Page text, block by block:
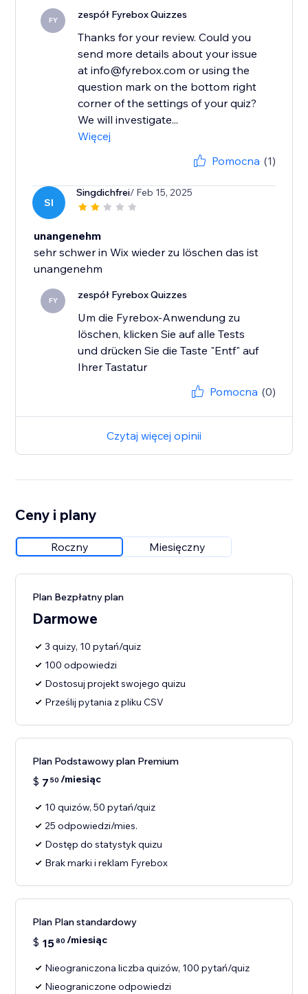
FY zespół Fyrebox Quizzes
Thanks for your review. Could you
send more details about your issue
at info@fyrebox.com or using the
question mark on the bottom right
corner of the settings of your quiz?
We will investigate...
Więcej
Pomocna (1)
SI
Singdichfrei/ Feb 15, 2025
unangenehm
sehr schwer in Wix wieder zu löschen das ist
unangenehm
FY zespół Fyrebox Quizzes
Um die Fyrebox-Anwendung zu
löschen, klicken Sie auf alle Tests
und drücken Sie die Taste "Entf" auf
Ihrer Tastatur
Pomocna (0)
Czytaj więcej opinii
Ceny i plany
Roczny Miesięczny
Plan Bezpłatny plan
Darmowe
3 quizy, 10 pytań/quiz
100 odpowiedzi
Dostosuj projekt swojego quizu
Prześlij pytania z pliku CSV
Plan Podstawowy plan Premium
$ 7 50 /miesiąc
10 quizów, 50 pytań/quiz
25 odpowiedzi/mies.
Dostęp do statystyk quizu
Brak marki i reklam Fyrebox
Plan Plan standardowy
$ 1580 /miesiąc
Nieograniczona liczba quizów, 100 pytań/quiz
Nieograniczone odpowiedzi